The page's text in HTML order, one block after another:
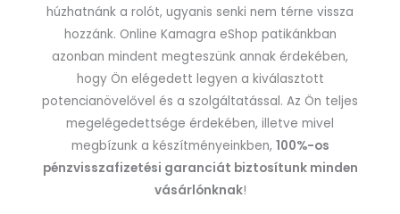
húzhatnánk a rolót, ugyanis senki nem térne vissza
hozzánk. Online Kamagra eShop patikánkban
azonban mindent megteszünk annak érdekében,
hogy Ön elégedett legyen a kiválasztott
potencianövelővel és a szolgáltatással. Az Ön teljes
megelégedettsége érdekében, illetve mivel
megbízunk a készítményeinkben, 100%-os
pénzvisszafizetési garanciát biztosítunk minden
vásárlónknak!